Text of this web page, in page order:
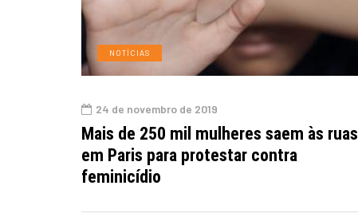
NOTÍCIAS
24 de novembro de 2019
Mais de 250 mil mulheres saem às ruas
em Paris para protestar contra
feminicídio